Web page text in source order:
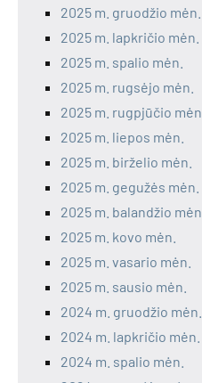
2025 m. gruodžio mėn.
2025 m. lapkričio mėn.
2025 m. spalio mėn.
2025 m. rugsėjo mėn.
2025 m. rugpjūčio mėn.
2025 m. liepos mėn.
2025 m. birželio mėn.
2025 m. gegužės mėn.
2025 m. balandžio mėn.
2025 m. kovo mėn.
2025 m. vasario mėn.
2025 m. sausio mėn.
2024 m. gruodžio mėn.
2024 m. lapkričio mėn.
2024 m. spalio mėn.